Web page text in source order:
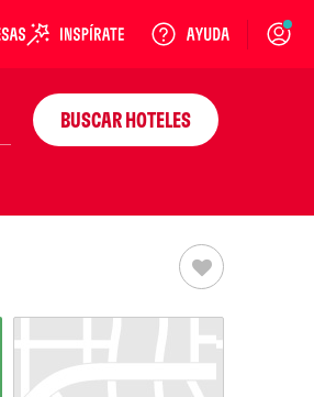
Login
BUSCAR HOTELES